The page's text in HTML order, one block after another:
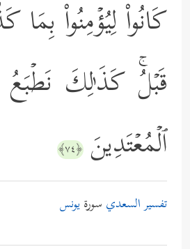
كَانُواْ لِیُؤۡمِنُواْ بِمَا
قَبۡلُۚ كَذَ ٰ⁠لِكَ
ٱلۡمُعۡتَدِینَ ﴿٧٤﴾
تفسير السعدي سورةيونس